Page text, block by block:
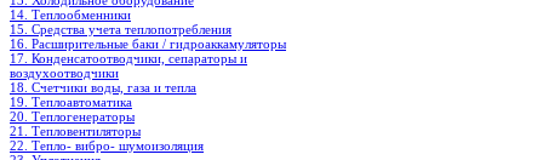
14. Теплообменники
15. Средства учета теплопотребления
16. Расширительные баки / гидроаккамуляторы
17. Конденсатоотводчики, сепараторы и
воздухоотводчики
18. Счетчики воды, газа и тепла
19. Теплоавтоматика
20. Теплогенераторы
21. Тепловентиляторы
22. Тепло- вибро- шумоизоляция